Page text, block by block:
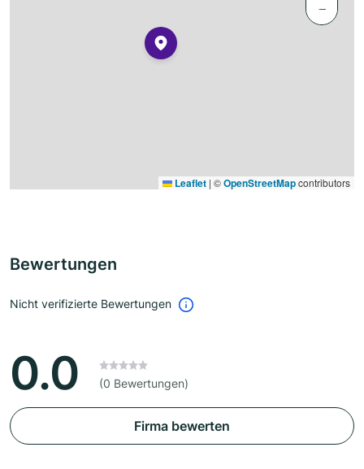
−
Leaflet | ©OpenStreetMapcontributors
Bewertungen
Nicht verifizierte Bewertungen
0.0 (0 Bewertungen)
Firma bewerten